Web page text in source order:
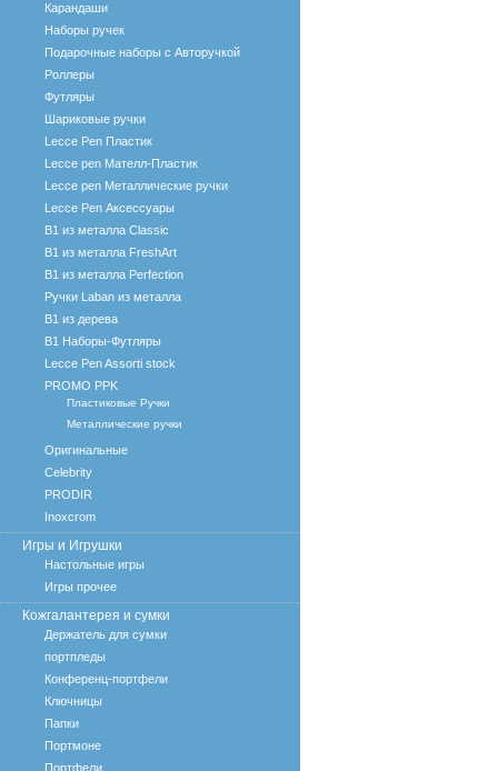
Карандаши
Наборы ручек
Подарочные наборы с Авторучкой
Роллеры
Футляры
Шариковые ручки
Lecce Pen Пластик
Lecce pen Мателл-Пластик
Lecce pen Металлические ручки
Lecce Pen Аксессуары
B1 из металла Classic
B1 из металла FreshArt
B1 из металла Perfection
Ручки Laban из металла
B1 из дерева
B1 Наборы-Футляры
Lecce Pen Assorti stock
PROMO PPK
Пластиковые Ручки
Металлические ручки
Оригинальные
Celebrity
PRODIR
Inoxcrom
Игры и Игрушки
Настольные игры
Игры прочее
Кожгалантерея и сумки
Держатель для сумки
портпледы
Конференц-портфели
Ключницы
Папки
Портмоне
Портфели